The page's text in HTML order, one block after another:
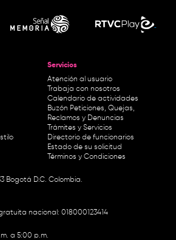
Servicios
Atención al usuario
Trabaja con nosotros
Calendario de actividades
Buzón Peticiones, Quejas,
Reclamos y Denuncias
Trámites y Servicios
Directorio de funcionarios
Estado de su solicitud
Términos y Condiciones
Bogotá D.C. Colombia.
nacional: 018000123414
a 5:00 p.m.